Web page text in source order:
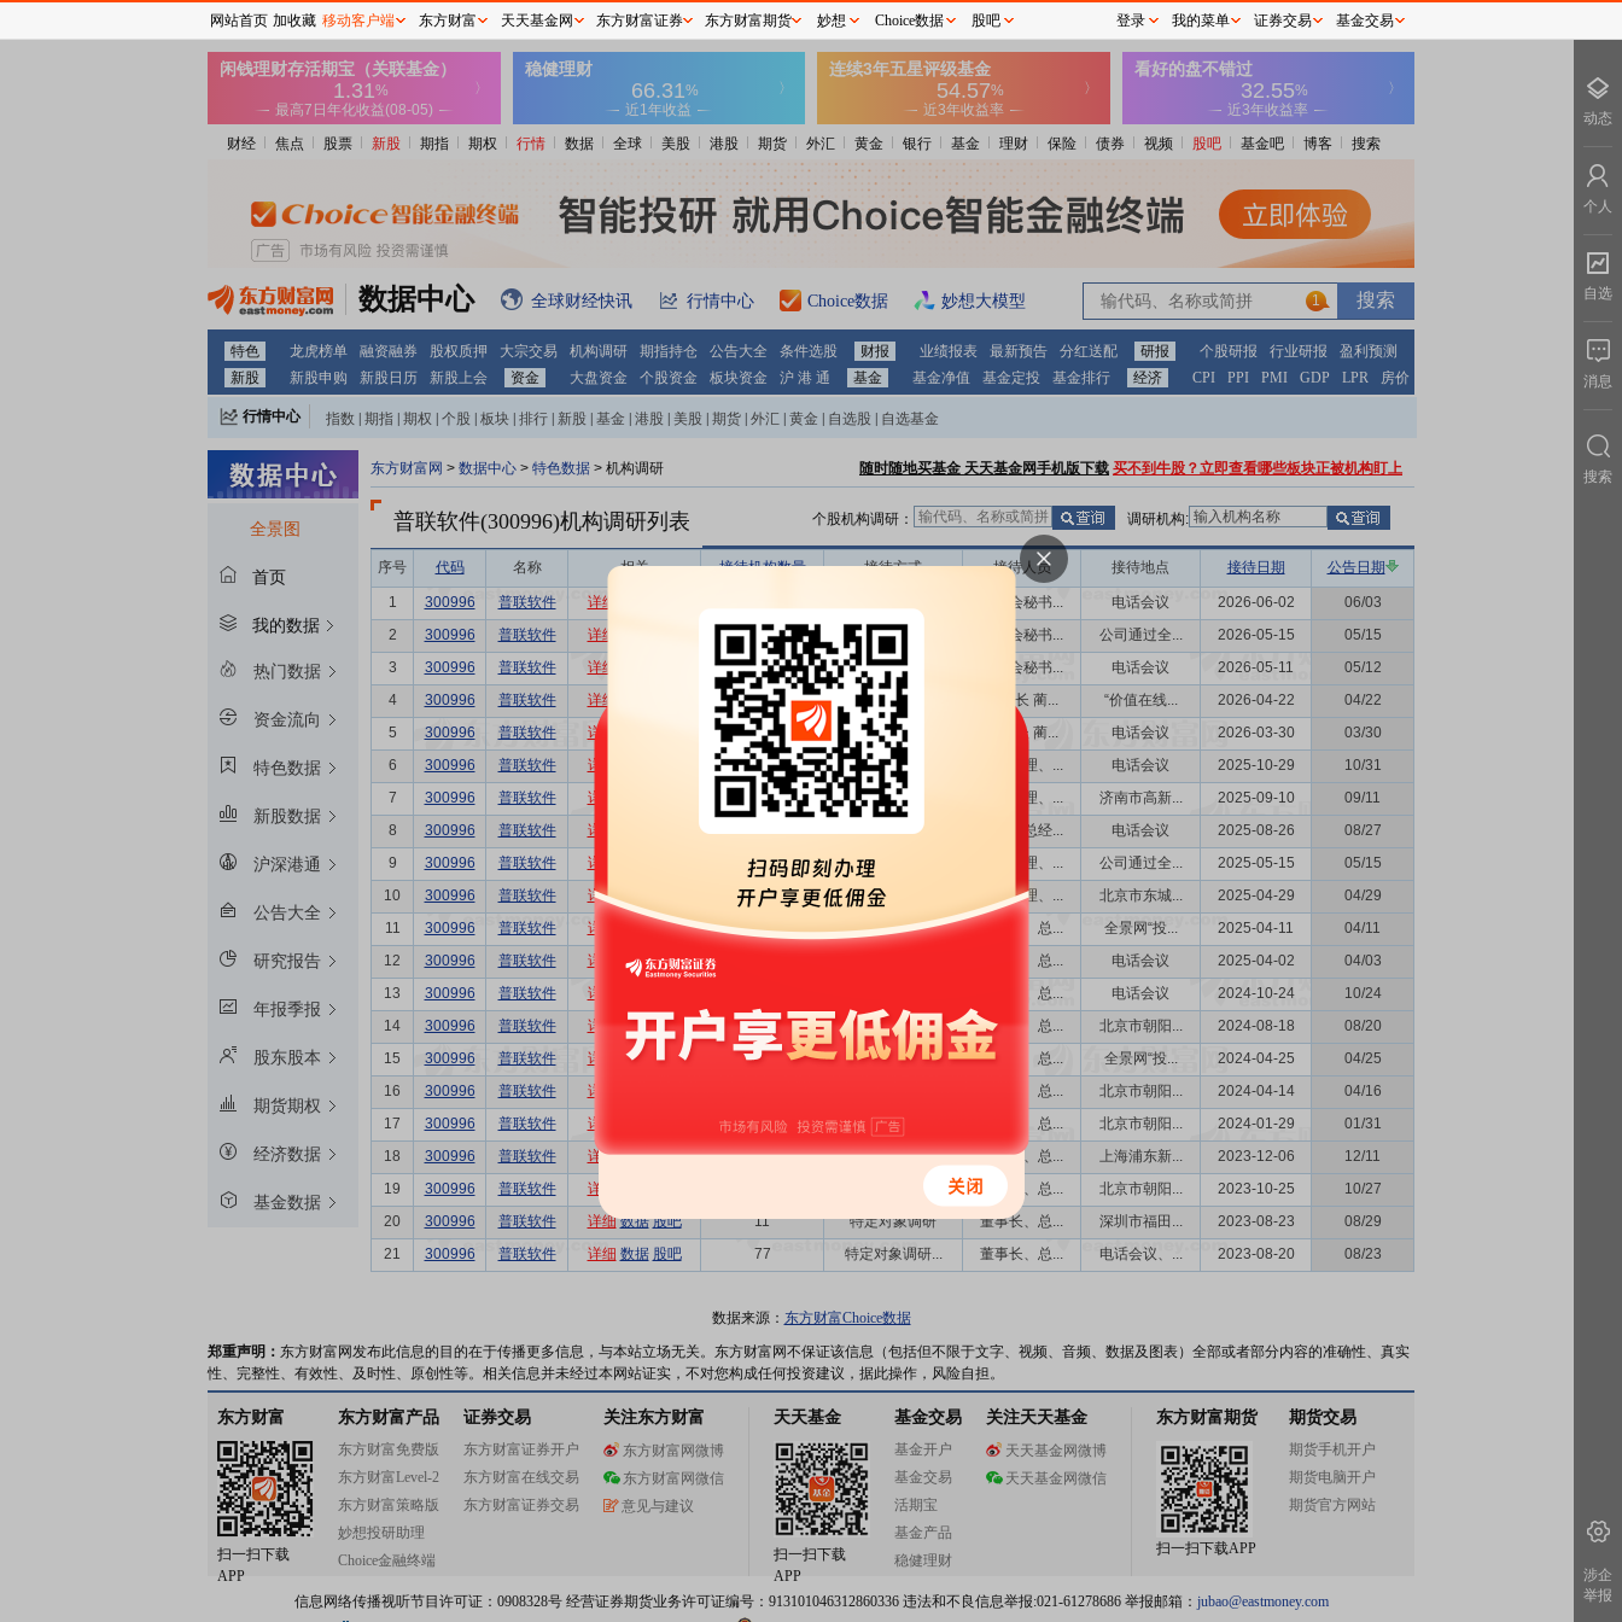
财经 焦点 股票 新股 期指 期权 行情 数据 全球 美股 港股 期货 外汇 黄金 银行 基金 理财 保险 债券 视频 股吧 基金吧 博客 搜索
数据中心 全球财经快讯 行情中心 Choice数据 妙想大模型 1
特色 龙虎榜单 融资融券 股权质押 大宗交易 机构调研 期指持仓 公告大全 条件选股 财报 业绩报表 最新预告 分红送配 研报 个股研报 行业研报
盈利预测
新股
新股申购 新股日历 新股上会 资金 大盘资金 个股资金 板块资金 沪 港 通 基金 基金净值 基金定投 基金排行 经济 CPI PPI PMI GDP LPR 房价
行情中心 指数 期指 期权 个股 板块 排行 新股 基金 港股 美股 期货 外汇 黄金 自选股 自选基金
全景图
首页
我的数据
热门数据
资金流向
特色数据
新股数据
沪深港通
公告大全
研究报告
年报季报
股东股本
期货期权
经济数据
基金数据
东方财富网 > 数据中心 > 特色数据 > 机构调研 随时随地买基金 天天基金网手机版下载 买不到牛股？立即查看哪些板块正被机构盯上
普联软件(300996)机构调研列表 个股机构调研： 调研机构:
序号 代码 名称 相关 接待机构数量 接待方式 接待人员 接待地点 接待日期 公告日期
1 300996 普联软件 详细 董事会秘书... 电话会议 2026-06-02
06/03
2
300996 普联软件 详细 1 其他 董事会秘书... 公司通过全... 2026-05-15
05/15
3
300996 普联软件 详细 12 分析师会议 董事会秘书... 电话会议 2026-05-11
05/12
4
300996 普联软件 详细 1 业绩说明会 董事长 蔺... “价值在线... 2026-04-22
04/22
5
300996 普联软件 详细 24 分析师会议 董事长 蔺... 电话会议 2026-03-30
03/30
6
300996 普联软件 详细 15 分析师会议 副总经理、... 电话会议 2025-10-29
10/31
7
300996 普联软件 详细 8 现场参观 副总经理、... 济南市高新... 2025-09-10
09/11
8
300996 普联软件 详细 14 分析师会议 董事、总经... 电话会议 2025-08-26
08/27
9
300996 普联软件 详细 1 副总经理、... 公司通过全... 2025-05-15
05/15
10
300996 普联软件 详细 5 现场参观 副总经理、... 北京市东城... 2025-04-29
04/29
11
300996 普联软件 详细 数据 股吧 1 业绩说明会 董事长、总... 全景网“投... 2025-04-11
04/11
12
300996 普联软件 详细 数据 股吧 董事长、总... 电话会议 2025-04-02
04/03
13
300996 普联软件 详细 董事长、总... 电话会议 2024-10-24
10/24
14
300996 普联软件 详细 数据 股吧 32 分析师会议 董事长、总... 北京市朝阳... 2024-08-18
08/20
15
300996 普联软件 详细 数据 股吧 1 业绩说明会 董事长、总... 全景网“投... 2024-04-25
04/25
16
300996 普联软件 详细 董事长、总... 北京市朝阳... 2024-04-14
04/16
17
300996 普联软件 详细 35 分析师会议 董事长、总... 北京市朝阳... 2024-01-29
01/31
18
300996 普联软件 详细 数据 股吧 20 特定对象调研... 董事长、总... 上海浦东新... 2023-12-06
12/11
19
300996 普联软件 详细 业绩说明会,... 董事长、总... 北京市朝阳... 2023-10-25
10/27
20
300996 普联软件 详细 数据 股吧 11 特定对象调研 董事长、总... 深圳市福田... 2023-08-23
08/29
21
300996 普联软件 详细 数据 股吧 77 特定对象调研... 董事长、总... 电话会议、... 2023-08-20 08/23
数据来源： 东方财富Choice数据
郑重声明： 东方财富网发布此信息的目的在于传播更多信息，与本站立场无关。东方财富网不保证该信息（包括但不限于文字、视频、音频、数据及图表）全部或者部分内容的准确性、真实
性、完整性、有效性、及时性、原创性等。相关信息并未经过本网站证实，不对您构成任何投资建议，据此操作，风险自担。
东方财富
扫一扫下载
APP
东方财富产品
东方财富免费版
东方财富Level-2
东方财富策略版
妙想投研助理
Choice金融终端
证券交易
东方财富证券开户
东方财富在线交易
东方财富证券交易
关注东方财富
东方财富网微博
东方财富网微信
意见与建议
天天基金
扫一扫下载
APP
基金交易
基金开户
基金交易
活期宝
基金产品
稳健理财
关注天天基金
天天基金网微博
天天基金网微信
东方财富期货
扫一扫下载APP
期货交易
期货手机开户
期货电脑开户
期货官方网站
信息网络传播视听节目许可证：0908328号 经营证券期货业务许可证编号：913101046312860336 违法和不良信息举报:021-61278686 举报邮箱： jubao@eastmoney.com
网站首页 加收藏 移动客户端 东方财富 天天基金网 东方财富证券 东方财富期货 妙想 Choice数据 股吧 登录 我的菜单 证券交易 基金交易
动态
个人
自选
消息
搜索
涉企
举报